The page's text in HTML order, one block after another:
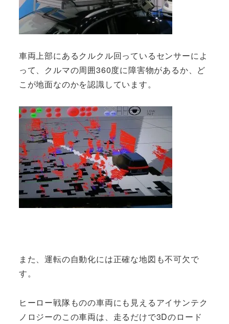
車両上部にあるクルクル回っているセンサーによ
って、クルマの周囲360度に障害物があるか、ど
こが地面なのかを認識しています。
また、運転の自動化には正確な地図も不可欠で
す。
ヒーロー戦隊ものの車両にも見えるアイサンテク
ノロジーのこの車両は、走るだけで3Dのロード